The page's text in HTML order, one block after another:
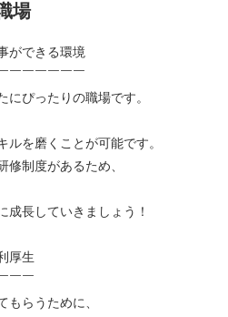
場
ができる環境
￣￣￣￣￣￣
にぴったりの職場です。
を磨くことが可能です。
修制度があるため、
成長していきましょう！
厚生
￣￣
もらうために、